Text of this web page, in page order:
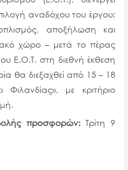
αναδόχου του έργου:
αποξήλωση και
χώρο – μετά το πέρας
Ε.Ο.Τ. στη διεθνή έκθεση
θα διεξαχθεί από 15 – 18
Φιλανδίας», με κριτήριο
προσφορών:Τρίτη 9